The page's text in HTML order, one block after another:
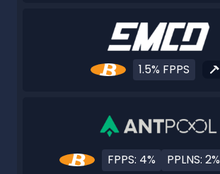
1.5% FPPS
FPPS: 4% PPLNS: 2%